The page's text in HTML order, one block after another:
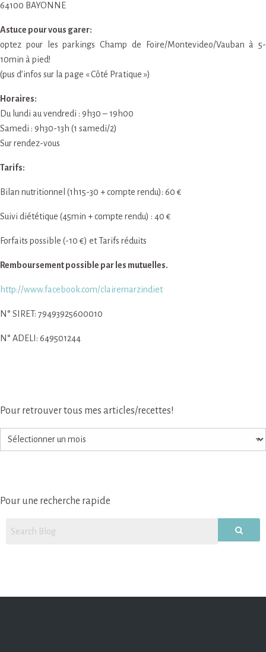
64100 BAYONNE
Astuce pour vous garer:
optez pour les parkings Champ de Foire/Montevideo/Vauban à 5-
10min à pied!
(pus d’infos sur la page « Côté Pratique »)
Horaires:
Du lundi au vendredi : 9h30 – 19h00
Samedi : 9h30-13h (1 samedi/2)
Sur rendez-vous
Tarifs:
Bilan nutritionnel (1h15-30 + compte rendu): 60 €
Suivi diététique (45min + compte rendu) : 40 €
Forfaits possible (-10 €) et Tarifs réduits
Remboursement possible par les mutuelles.
http://www.facebook.com/clairemarzindiet
N° SIRET: 79493925600010
N° ADELI: 649501244
Pour retrouver tous mes articles/recettes!
Pour
retrouver
articles/recettes!
Pour une recherche rapide